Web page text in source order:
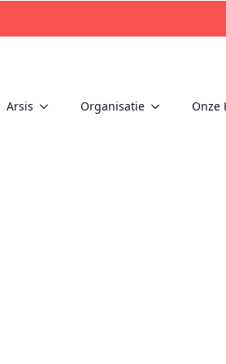
Arsis Organisatie Onze